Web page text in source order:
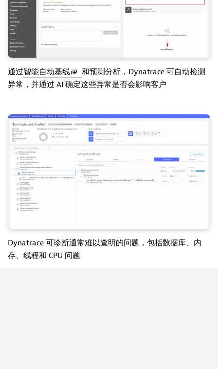
通过智能自动基线
和预测分析，Dynatrace 可自动检测
异常，并通过 AI 确定这些异常是否会影响客户
Dynatrace 可诊断通常难以查明的问题，包括数据库、内
存、线程和 CPU 问题